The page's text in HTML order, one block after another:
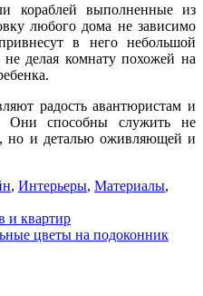
кораблей выполненные из
любого дома не зависимо
в него небольшой
делая комнату похожей на
радость авантюристам и
Они способны служить не
но и деталью оживляющей и
, Интерьеры, Материалы,
и квартир
цветы на подоконник